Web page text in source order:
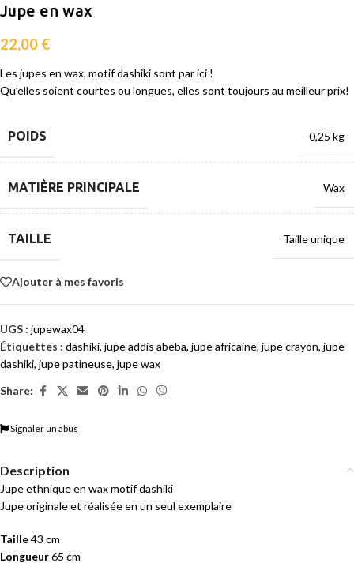
Jupe en wax
22,00 €
Les jupes en wax, motif dashiki sont par ici !
Qu’elles soient courtes ou longues, elles sont toujours au meilleur prix!
POIDS 0,25 kg
MATIÈRE PRINCIPALE Wax
TAILLE Taille unique
Ajouter à mes favoris
UGS : jupewax04
Étiquettes : dashiki, jupe addis abeba, jupe africaine, jupe crayon, jupe
dashiki, jupe patineuse, jupe wax
Share:
Signaler un abus
Description
Jupe ethnique en wax motif dashiki
Jupe originale et réalisée en un seul exemplaire
Taille43 cm
Longueur65 cm